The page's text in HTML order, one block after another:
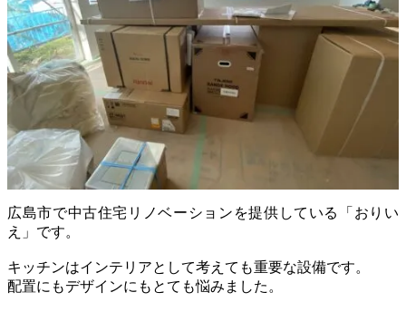
広島市で中古住宅リノベーションを提供している「おりい
え」です。
キッチンはインテリアとして考えても重要な設備です。
配置にもデザインにもとても悩みました。